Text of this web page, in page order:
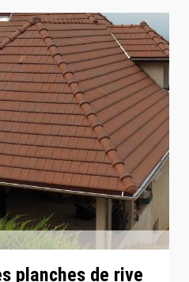
planches de rive